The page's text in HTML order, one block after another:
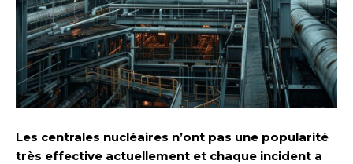
Les centrales nucléaires n’ont pas une popularité
très effective actuellement et chaque incident a